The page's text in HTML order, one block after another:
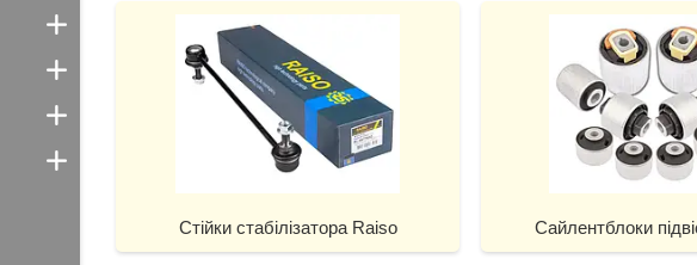
Стійки стабілізатора Raiso Сайлентблоки